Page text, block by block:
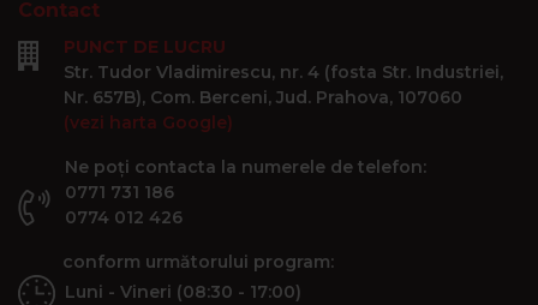
Contact
PUNCT DE LUCRU
Str. Tudor Vladimirescu, nr. 4 (fosta Str. Industriei,
Nr. 657B), Com. Berceni, Jud. Prahova, 107060
(vezi harta Google)
Ne poți contacta la numerele de telefon:
0771 731 186
0774 012 426
conform următorului program:
Luni - Vineri (08:30 - 17:00)